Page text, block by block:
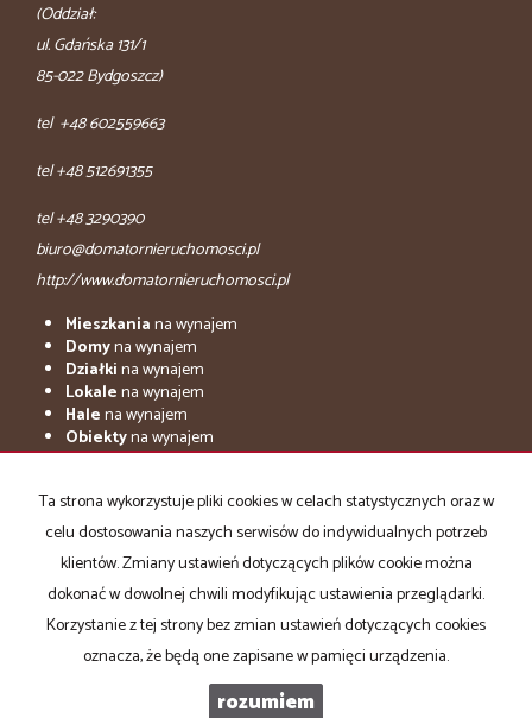
(Oddział:
ul. Gdańska 131/1
85-022 Bydgoszcz)
tel +48 602559663
tel +48 512691355
tel +48 3290390
biuro@domatornieruchomosci.pl
http://www.domatornieruchomosci.pl
Mieszkaniana wynajem
Domyna wynajem
Działkina wynajem
Lokalena wynajem
Halena wynajem
Obiektyna wynajem
Mieszkania
na sprzedaż
Domyna sprzedaż
Działkina sprzedaż
Lokalena sprzedaż
Halena sprzedaż
Obiektyna sprzedaż
Ta strona wykorzystuje pliki cookies w celach statystycznych oraz w
celu dostosowania naszych serwisów do indywidualnych potrzeb
klientów. Zmiany ustawień dotyczących plików cookie można
dokonać w dowolnej chwili modyfikując ustawienia przeglądarki.
Korzystanie z tej strony bez zmian ustawień dotyczących cookies
oznacza, że będą one zapisane w pamięci urządzenia.
rozumiem